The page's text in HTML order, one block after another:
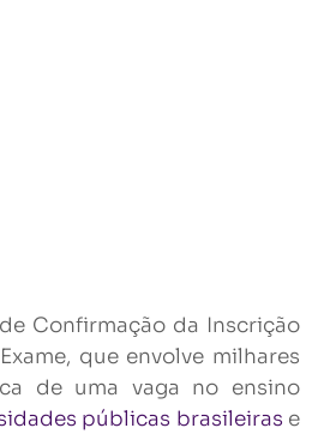
Confirmação da Inscrição
que envolve milhares
de uma vaga no ensino
públicas brasileiras e